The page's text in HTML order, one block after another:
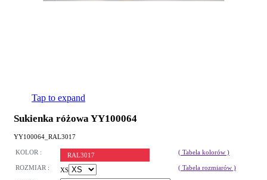
Tap to expand
Sukienka różowa YY100064
YY100064_RAL3017
KOLOR : RAL3017 ( Tabela kolorów )
ROZMIAR : XS ( Tabela rozmiarów )